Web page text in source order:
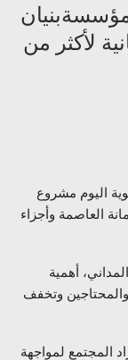
لأكثر من
اليوم مشروع
بأمانة العاصمة وأجزاء
أهمية
وتخفف
المجتمع لمواجهة